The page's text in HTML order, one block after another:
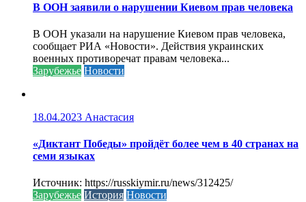
В ООН заявили о нарушении Киевом прав человека
В ООН указали на нарушение Киевом прав человека,
сообщает РИА «Новости». Действия украинских
военных противоречат правам человека...
Зарубежье Новости
18.04.2023 Анастасия
«Диктант Победы» пройдёт более чем в 40 странах на
семи языках
Источник: https://russkiymir.ru/news/312425/
Зарубежье История Новости